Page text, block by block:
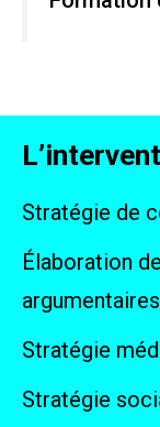
Stratégie de
Élaboration
argumentaires
Stratégie
Stratégie